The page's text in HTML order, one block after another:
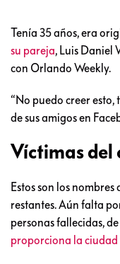
Tenía 35 años, era
su pareja, Luis Daniel
con Orlando Weekly.
“No puedo creer esto,
de sus amigos en
Víctimas del
Estos son los
restantes. Aún falta
personas fallecidas,
proporciona la